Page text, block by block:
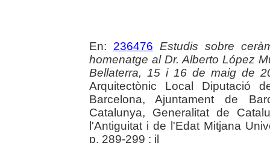
En: 236476 Estudis sobre
homenatge al Dr. Alberto López
Bellaterra, 15 i 16 de maig de
Arquitectònic Local Diputació
Barcelona, Ajuntament de
Catalunya, Generalitat de
l'Antiguitat i de l'Edat Mitjana
p. 289-299 : il